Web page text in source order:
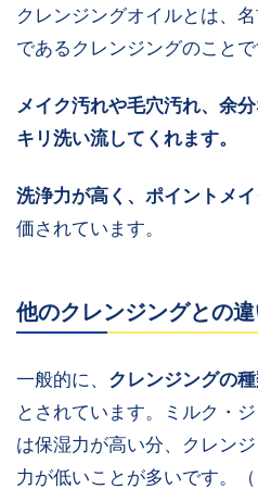
クレンジングオイルとは、
であるクレンジングのことで
メイク汚れや毛穴汚れ、余
キリ洗い流してくれます。
洗浄力が高く、ポイントメ
価されています。
他のクレンジングとの
一般的に、 クレンジングの
とされています。ミルク・
は保湿力が高い分、クレン
力が低いことが多いです。